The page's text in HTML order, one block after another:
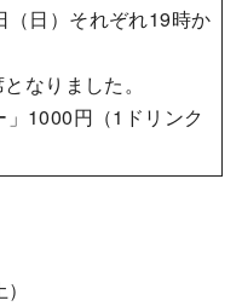
（日）それぞれ19時か
なりました。
」1000円（1ドリンク